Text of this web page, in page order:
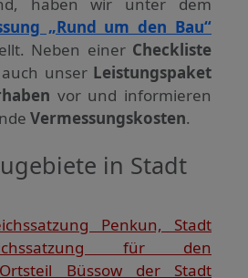
haben wir unter dem
„Rund um den Bau“
Neben einer Checkliste
unser Leistungspaket
vor und informieren
Vermessungskosten.
in Stadt
Penkun, Stadt
für den
Büssow der Stadt